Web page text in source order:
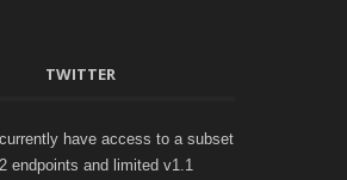
TWITTER
have access to a subset
endpoints and limited v1.1